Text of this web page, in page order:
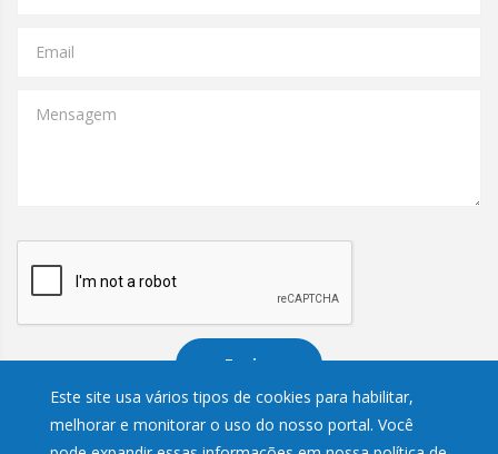
Este site usa vários tipos de cookies para habilitar,
melhorar e monitorar o uso do nosso portal. Você
Email
Mensagem
Enviar